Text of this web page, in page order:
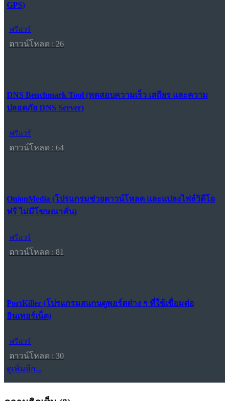
GPS)
ฟรีแวร์
ดาวน์โหลด : 26
DNS Benchmark Tool (ทดสอบความเร็ว เสถียร และความ
ปลอดภัย DNS Server)
ฟรีแวร์
ดาวน์โหลด : 64
OnionMedia (โปรแกรมช่วยดาวน์โหลด และแปลงไฟล์วิดีโอ
ฟรี ไม่มีโฆษณาคั่น)
ฟรีแวร์
ดาวน์โหลด : 81
PortKiller (โปรแกรมสแกนดูพอร์ตต่าง ๆ ที่ใช้เชื่อมต่อ
อินเทอร์เน็ต)
ฟรีแวร์
ดาวน์โหลด : 30
ดูเพิ่มอีก...